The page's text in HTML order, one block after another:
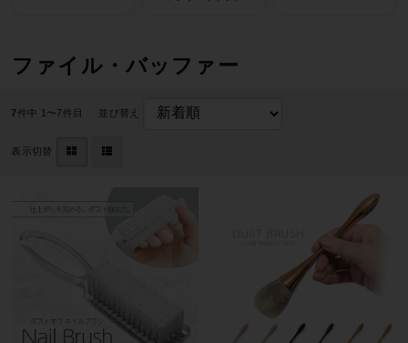
ファイル・バッファー
7件中 1〜7件目 並び替え
表示切替